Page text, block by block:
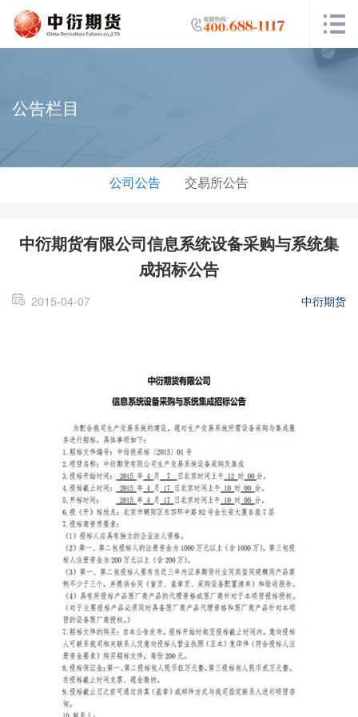
公告栏目
公司公告 交易所公告
中衍期货有限公司信息系统设备采购与系统集
成招标公告
2015-04-07 中衍期货